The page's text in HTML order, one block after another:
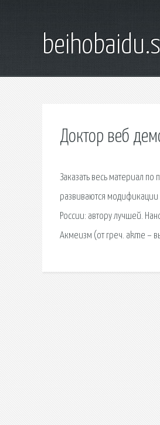
Доктор веб
Заказать весь материал
развиваются
России: автору лучшей.
Акмеизм (от греч. akme –